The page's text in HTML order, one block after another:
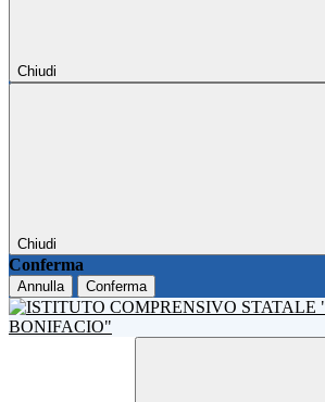
Chiudi
Chiudi
Conferma
Annulla Conferma